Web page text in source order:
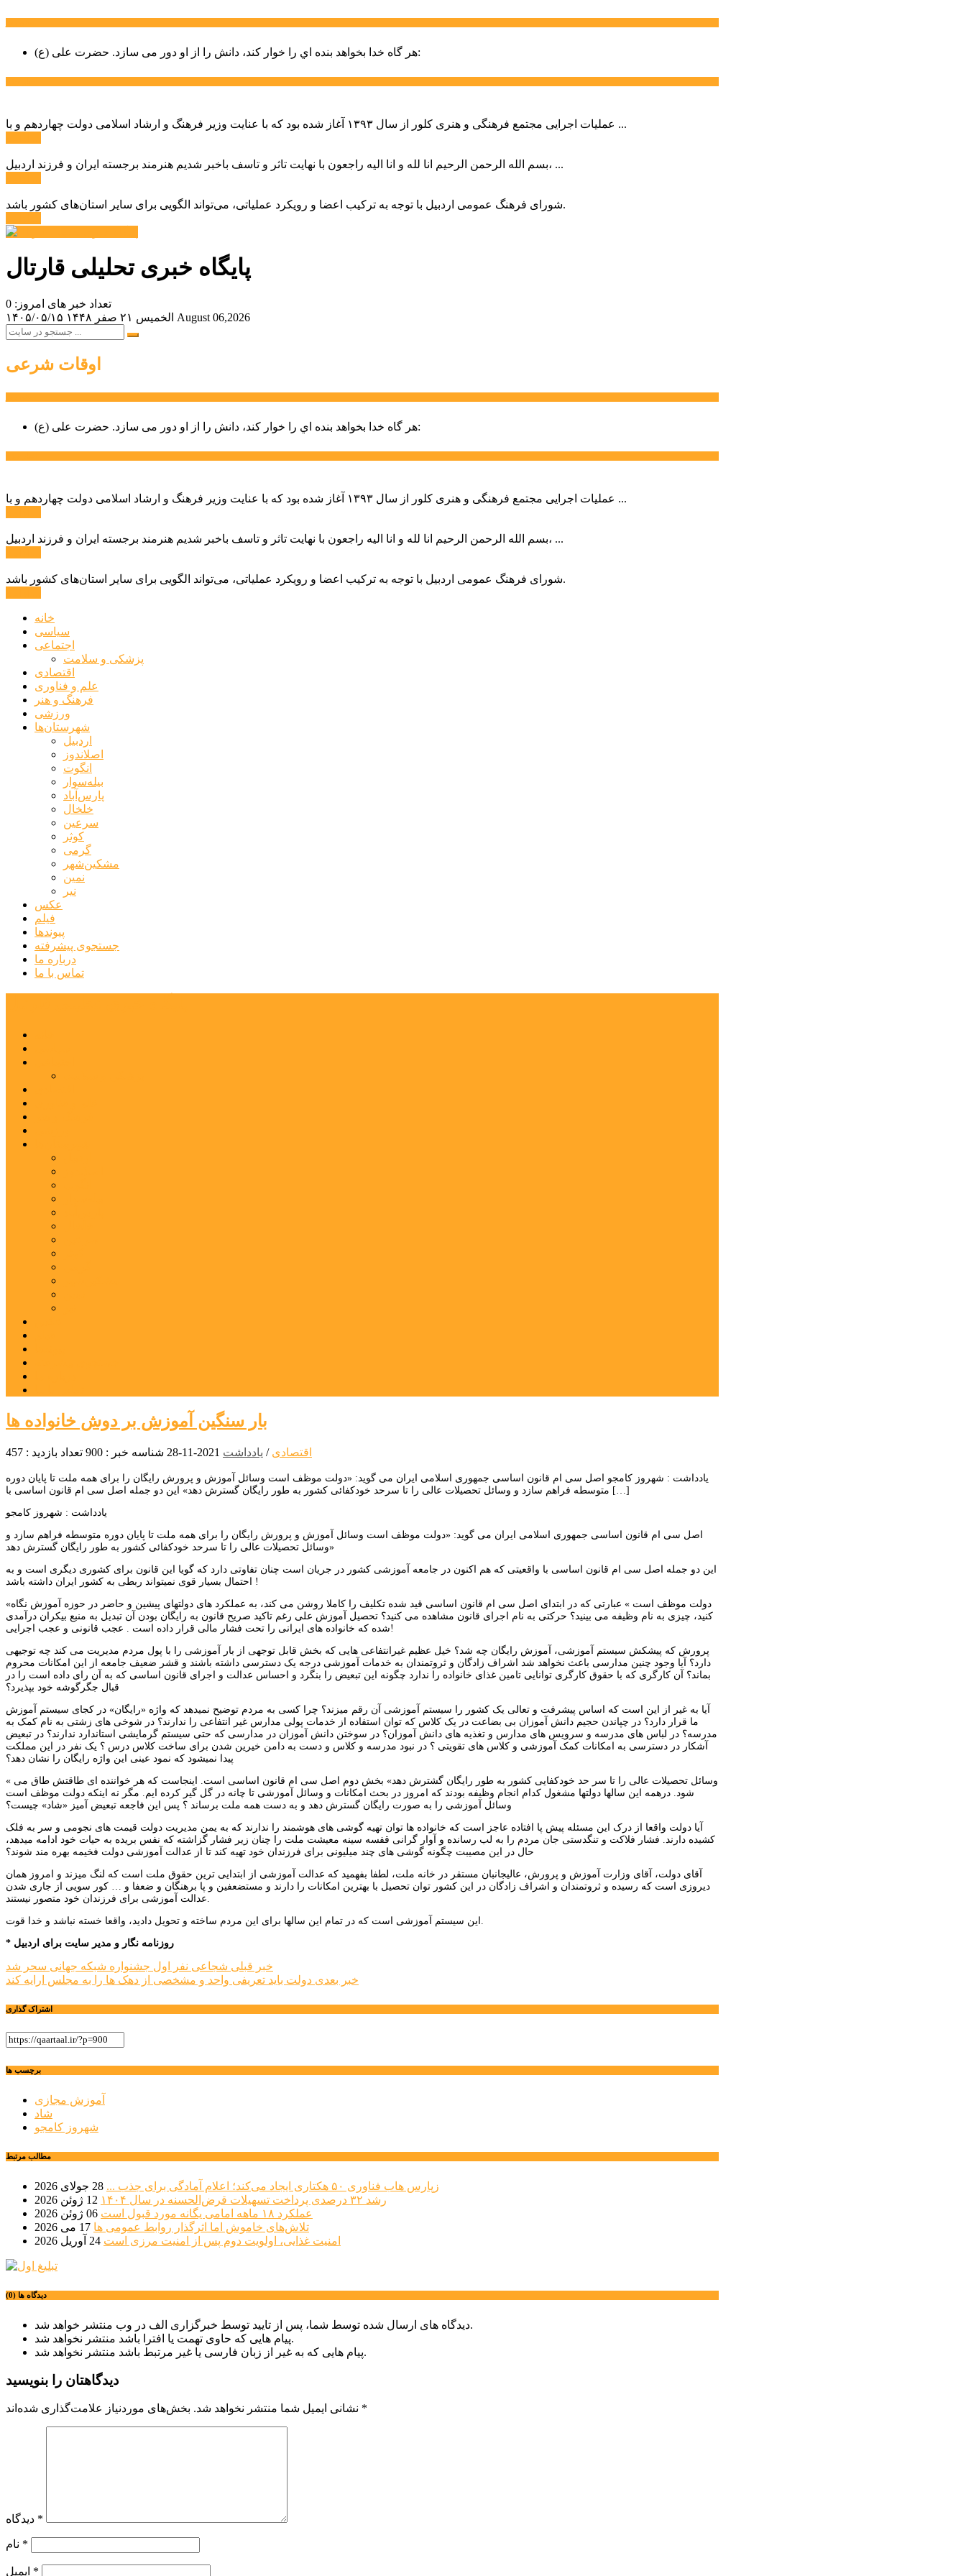
هر گاه خدا بخواهد بنده اي را خوار كند، دانش را از او دور می سازد.حضرت علی (ع):
عملیات اجرایی مجتمع فرهنگی و هنری کلور از سال ۱۳۹۳ آغاز شده بود که با عنایت وزیر فرهنگ و ارشاد اسلامی دولت چهاردهم و با ...
بسم الله الرحمن الرحیم انا لله و انا الیه راجعون با نهایت تاثر و تاسف باخبر شدیم هنرمند برجسته ایران و فرزند اردبیل، ...
شورای فرهنگ عمومی اردبیل با توجه به ترکیب اعضا و رویکرد عملیاتی، می‌تواند الگویی برای سایر استان‌های کشور باشد.
پایگاه خبری تحلیلی قارتال
تعداد خبر های امروز: 0
۱۴۰۵/۰۵/۱۵
الخميس ۲۱ صفر ۱۴۴۸ August 06,2026
اوقات شرعی
هر گاه خدا بخواهد بنده اي را خوار كند، دانش را از او دور می سازد.حضرت علی (ع):
عملیات اجرایی مجتمع فرهنگی و هنری کلور از سال ۱۳۹۳ آغاز شده بود که با عنایت وزیر فرهنگ و ارشاد اسلامی دولت چهاردهم و با ...
بسم الله الرحمن الرحیم انا لله و انا الیه راجعون با نهایت تاثر و تاسف باخبر شدیم هنرمند برجسته ایران و فرزند اردبیل، ...
شورای فرهنگ عمومی اردبیل با توجه به ترکیب اعضا و رویکرد عملیاتی، می‌تواند الگویی برای سایر استان‌های کشور باشد.
خانه
سیاسی
اجتماعی
پزشکی و سلامت
اقتصادی
علم و فناوری
فرهنگ و هنر
ورزشی
شهرستان‌ها
اردبیل
اصلاندوز
انگوت
بیله‌سوار
پارس‌آباد
خلخال
سرعین
کوثر
گرمی
مشکین‌شهر
نمین
نیر
عکس
فیلم
پیوندها
جستجوی پیشرفته
درباره ما
تماس با ما
بار سنگین آموزش بر دوش خانواده ها
اقتصادی / یادداشت 2021-11-28 شناسه خبر : 900 تعداد بازدید : 457
یادداشت : شهروز کامجو اصل سی ام قانون اساسی جمهوری اسلامی ایران می گوید: «دولت موظف است وسائل آموزش و پرورش رایگان را برای همه ملت تا پایان دوره
متوسطه فراهم سازد و وسائل تحصیلات عالی را تا سرحد خودکفائی کشور به طور رایگان گسترش دهد» این دو جمله اصل سی ام قانون اساسی با […]
یادداشت : شهروز کامجو
اصل سی ام قانون اساسی جمهوری اسلامی ایران می گوید: «دولت موظف است وسائل آموزش و پرورش رایگان را برای همه ملت تا پایان دوره متوسطه فراهم سازد و
وسائل تحصیلات عالی را تا سرحد خودکفائی کشور به طور رایگان گسترش دهد»
این دو جمله اصل سی ام قانون اساسی با واقعیتی که هم اکنون در جامعه آموزشی کشور در جریان است چنان تفاوتی دارد که گویا این قانون برای کشوری دیگری است و به
احتمال بسیار قوی نمیتواند ربطی به کشور ایران داشته باشد !
«دولت موظف است » عبارتی که در ابتدای اصل سی ام قانون اساسی قید شده تکلیف را کاملا روشن می کند، به عملکرد های دولتهای پیشین و حاضر در حوزه آموزش نگاه
کنید، چیزی به نام وظیفه می بینید؟ حرکتی به نام اجرای قانون مشاهده می کنید؟ تحصیل آموزش علی رغم تاکید صریح قانون به رایگان بودن آن تبدیل به منبع بیکران درآمدی
شده که خانواده های ایرانی را تحت فشار مالی قرار داده است . عجب قانونی و عجب اجرایی!
پرورش که پیشکش سیستم آموزشی، آموزش رایگان چه شد؟ خیل عظیم غیرانتفاعی هایی که بخش قابل توجهی از بار آموزشی را با پول مردم مدیریت می کند چه توجیهی
دارد؟ آیا وجود چنین مدارسی باعث نخواهد شد اشراف زادگان و ثروتمندان به خدمات آموزشی درجه یک دسترسی داشته باشند و قشر ضعیف جامعه از این امکانات محروم
بماند؟ آن کارگری که با حقوق کارگری توانایی تامین غذای خانواده را ندارد چگونه این تبعیض را بنگرد و احساس عدالت و اجرای قانون اساسی که به آن رای داده است را در
قبال جگرگوشه خود بپذیرد؟
آیا به غیر از این است که اساس پیشرفت و تعالی یک کشور را سیستم آموزشی آن رقم میزند؟ چرا کسی به مردم توضیح نمیدهد که واژه «رایگان» در کجای سیستم آموزش
ما قرار دارد؟ در چپاندن حجیم دانش آموزان بی بضاعت در یک کلاس که توان استفاده از خدمات پولی مدارس غیر انتفاعی را ندارند؟ در شوخی های زشتی به نام کمک به
مدرسه؟ در لباس های مدرسه و سرویس های مدارس و تغذیه های دانش آموزان؟ در سوختن دانش آموزان در مدارسی که حتی سیستم گرمایشی استاندارد ندارند؟ در تبعیض
آشکار در دسترسی به امکانات کمک آموزشی و کلاس های تقویتی ؟ در نبود مدرسه و کلاس و دست به دامن خیرین شدن برای ساخت کلاس درس ؟ یک نفر در این مملکت
پیدا نمیشود که نمود عینی این واژه رایگان را نشان دهد؟
« وسائل تحصیلات عالی را تا سر حد خودکفایی کشور به طور رایگان گشترش دهد» بخش دوم اصل سی ام قانون اساسی است. اینجاست که هر خواننده ای طاقتش طاق می
شود. درهمه این سالها دولتها مشغول کدام انجام وظیفه بودند که امروز در بحث امکانات و وسائل آموزشی تا چانه در گل گیر کرده ایم. مگر نه اینکه دولت موظف است
وسائل آموزشی را به صورت رایگان گسترش دهد و به دست همه ملت برساند ؟ پس این فاجعه تبعیض آمیز «شاد» چیست؟
آیا دولت واقعا از درک این مسئله پیش پا افتاده عاجز است که خانواده ها توان تهیه گوشی های هوشمند را ندارند که به یمن مدیریت دولت قیمت های نجومی و سر به فلک
کشیده دارند. فشار فلاکت و تنگدستی جان مردم را به لب رسانده و آوار گرانی قفسه سینه معیشت ملت را چنان زیر فشار گزاشته که نفس بریده به حیات خود ادامه میدهد،
حال در این مصیبت چگونه گوشی های چند میلیونی برای فرزندان خود تهیه کند تا از عدالت آموزشی دولت فخیمه بهره مند شوند؟
آقای دولت، آقای وزارت آموزش و پرورش، عالیجانبان مستقر در خانه ملت، لطفا بفهمید که عدالت آموزشی از ابتدایی ترین حقوق ملت است که لنگ میزند و امروز همان
دیروزی است که رسیده و ثروتمندان و اشراف زادگان در این کشور توان تحصیل با بهترین امکانات را دارند و مستضعفین و پا برهنگان و ضعفا و … کور سویی از جاری شدن
عدالت آموزشی برای فرزندان خود متصور نیستند.
این سیستم آموزشی است که در تمام این سالها برای این مردم ساخته و تحویل دادید، واقعا خسته نباشد و خدا قوت.
* روزنامه نگار و مدیر سایت برای اردبیل
راهبری
نوشته
خبر قبلی شجاعی نفر اول جشنواره شبکه جهانی سحر شد
خبر بعدی دولت باید تعریفی واحد و مشخصی از دهک ها را به مجلس ارایه کند
اشتراک گذاری
برچسب ها
آموزش مجازی
شاد
شهروز کامجو
مطالب مرتبط
زپارس هاب فناوری ۵۰ هکتاری ایجاد می‌کند؛ اعلام آمادگی برای جذب ...
28 جولای 2026
رشد ۳۲ درصدی پرداخت تسهیلات قرض‌الحسنه در سال ۱۴۰۴
12 ژوئن 2026
عملکرد ۱۸ ماهه امامی یگانه مورد قبول است
06 ژوئن 2026
تلاش‌های خاموش اما اثرگذار روابط عمومی ها 17 می 2026
امنیت غذایی، اولویت دوم پس از امنیت مرزی است 24 آوریل 2026
دیدگاه ها (0)
دیدگاه های ارسال شده توسط شما، پس از تایید توسط خبرگزاری الف در وب منتشر خواهد شد.
پیام هایی که حاوی تهمت یا افترا باشد منتشر نخواهد شد.
پیام هایی که به غیر از زبان فارسی یا غیر مرتبط باشد منتشر نخواهد شد.
دیدگاهتان را بنویسید
نشانی ایمیل شما منتشر نخواهد شد. *
*
*
*